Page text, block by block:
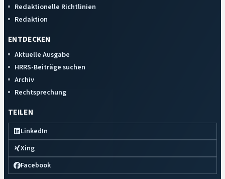
Redaktionelle Richtlinien
Redaktion
ENTDECKEN
Aktuelle Ausgabe
HRRS-Beiträge suchen
Archiv
Rechtsprechung
TEILEN
LinkedIn
Xing
Facebook